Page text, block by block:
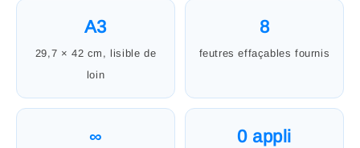
A3
29,7 × 42 cm, lisible de
loin
8
feutres effaçables fournis
∞ 0 appli